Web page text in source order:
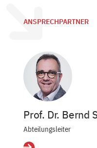
ANSPRECHPARTNER
Prof. Dr. Bernd
Abteilungsleiter